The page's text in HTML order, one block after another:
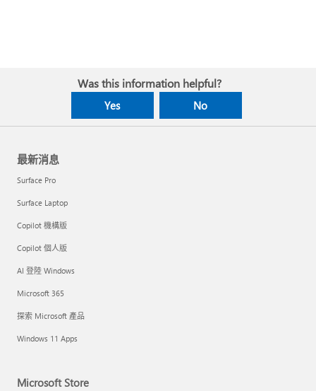
Was this information helpful?
Yes No
最新消息
Surface Pro
Surface Laptop
Copilot 機構版
Copilot 個人版
AI 登陸 Windows
Microsoft 365
探索 Microsoft 產品
Windows 11 Apps
Microsoft Store